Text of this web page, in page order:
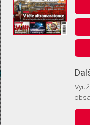
Pro základní fungování
(tzv. cookies apod.). Rádi
uložením volitelných
Anonymní unikátní ID
Díky němu příště
Identifikátor je zcela
Vaše souhlasy a odmítnutí
vás už příště znovu